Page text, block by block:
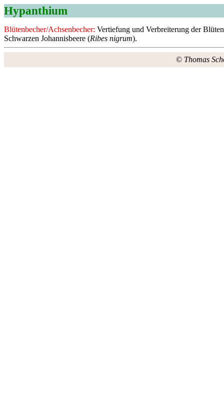
Hypanthium
Blütenbecher/Achsenbecher: Vertiefung und Verbreiterung der
Schwarzen Johannisbeere (Ribes nigrum).
© Thomas